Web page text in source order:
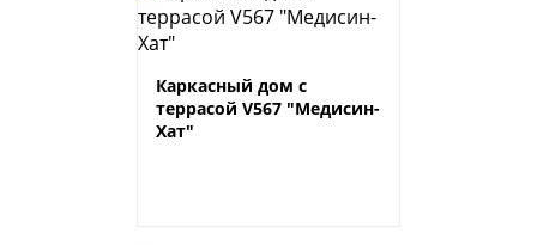
Каркасный дом с
террасой V567 "Медисин-
Хат"